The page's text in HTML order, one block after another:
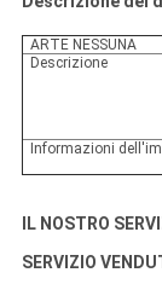
ARTE NESSUNA
Descrizione
Informazioni
IL NOSTRO
SERVIZIO